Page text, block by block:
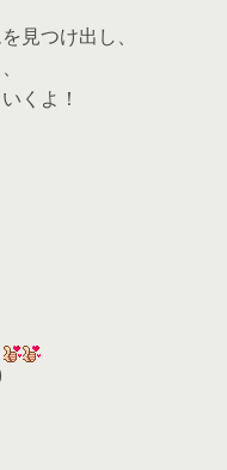
見つけ出し、
くよ！